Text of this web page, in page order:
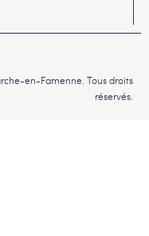
en-Famenne. Tous droits
réservés.